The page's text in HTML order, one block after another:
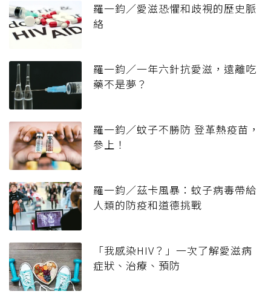
羅一鈞／愛滋恐懼和歧視的歷史脈
絡
羅一鈞／一年六針抗愛滋，遠離吃
藥不是夢？
羅一鈞／蚊子不勝防 登革熱疫苗，
參上！
羅一鈞／茲卡風暴：蚊子病毒帶給
人類的防疫和道德挑戰
「我感染HIV？」一次了解愛滋病
症狀、治療、預防